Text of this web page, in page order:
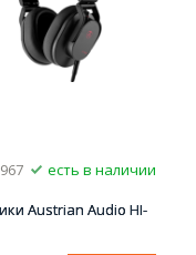
есть в наличии
Austrian Audio HI-